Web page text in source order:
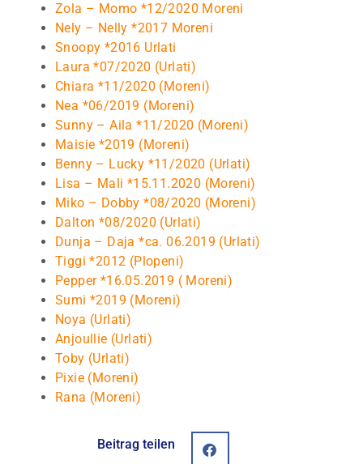
Zola – Momo *12/2020 Moreni
Nely – Nelly *2017 Moreni
Snoopy *2016 Urlati
Laura *07/2020 (Urlati)
Chiara *11/2020 (Moreni)
Nea *06/2019 (Moreni)
Sunny – Aila *11/2020 (Moreni)
Maisie *2019 (Moreni)
Benny – Lucky *11/2020 (Urlati)
Lisa – Mali *15.11.2020 (Moreni)
Miko – Dobby *08/2020 (Moreni)
Dalton *08/2020 (Urlati)
Dunja – Daja *ca. 06.2019 (Urlati)
Tiggi *2012 (Plopeni)
Pepper *16.05.2019 ( Moreni)
Sumi *2019 (Moreni)
Noya (Urlati)
Anjoullie (Urlati)
Toby (Urlati)
Pixie (Moreni)
Rana (Moreni)
Beitrag teilen